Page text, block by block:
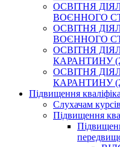
ОСВІТНЯ
ВОЄННОГО
ОСВІТНЯ
ВОЄННОГО
ОСВІТНЯ
КАРАНТИНУ
ОСВІТНЯ
КАРАНТИНУ
Підвищення
Слухачам
Підвищення